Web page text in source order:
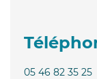
05 46 82 35 25